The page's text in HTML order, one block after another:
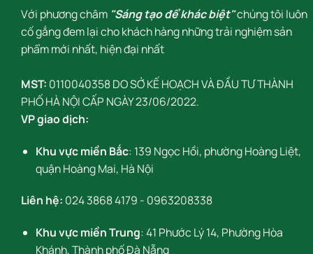
Với phương châm "Sáng tạo để khác biệt"chúng tôi luôn
cố gắng đem lại cho khách hàng những trải nghiệm sản
phẩm mới nhất, hiện đại nhất
MST: 0110040358 DO SỞ KẾ HOẠCH VÀ ĐẦU TƯ THÀNH
PHỐ HÀ NỘI CẤP NGÀY 23/06/2022.
VP giao dịch:
Khu vực miền Bắc: 139 Ngọc Hồi, phường Hoàng Liệt,
quận Hoàng Mai, Hà Nội
Liên hệ: 024 3868 4179 - 0963208338
Khu vực miền Trung: 41 Phước Lý 14, Phường Hòa
Khánh, Thành phố Đà Nẵng